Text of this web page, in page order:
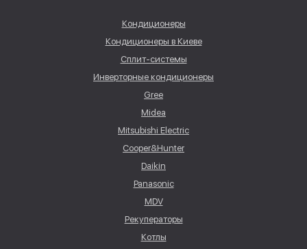
Кондиционеры
Кондиционеры в Киеве
Сплит-системы
Инверторные кондиционеры
Gree
Midea
Mitsubishi Electric
Cooper&Hunter
Daikin
Panasonic
MDV
Рекуператоры
Котлы